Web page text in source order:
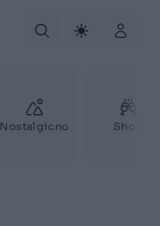
Nostalgicno Show